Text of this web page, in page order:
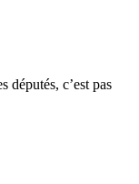
députés, c’est pas